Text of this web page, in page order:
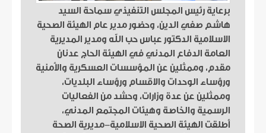
برعاية رئيس المجلس التنفيذي سماحة السيد
هاشم صفي الدين، وحضور مدير عام الهيئة الصحية
الاسلامية الدكتور عباس حب الله ومدير المديرية
العامة الدفاع المدني في الهيئة الحاج عدنان
مقدم، وممثلين عن المؤسسات العسكرية والأمنية
ورؤساء الوحدات والاقسام ورؤساء البلديات،
وممثلين عن عدة وزارات، وحشد من الفعاليات
الرسمية والخاصة وهيئات المجتمع المدني،
أطلقت الهيئة الصحية الاسلامية-مديرية الصحة